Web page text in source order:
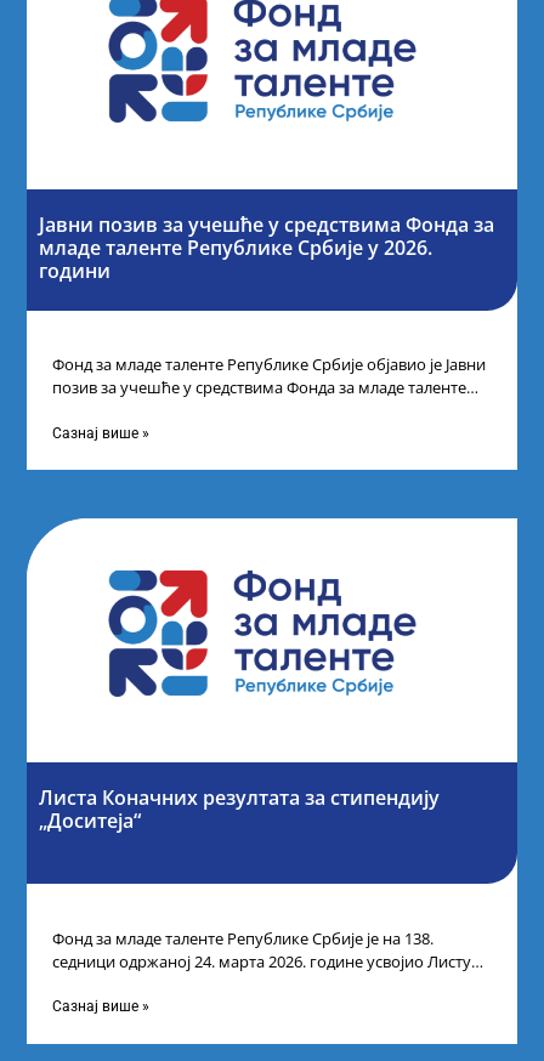
Јавни позив за учешће у средствима Фонда за
младе таленте Републике Србије у 2026.
години
Фонд за младе таленте Републике Србије објавио је Јавни
позив за учешће у средствима Фонда за младе таленте
Сазнај више »
Листа Коначних резултата за стипендију
„Доситеја“
Фонд за младе таленте Републике Србије је на 138.
седници одржаној 24. марта 2026. године усвојио Листу
Сазнај више »